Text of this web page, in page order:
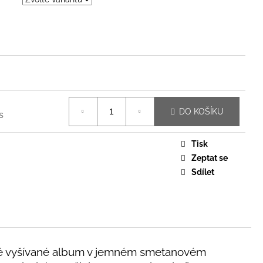
DO KOŠÍKU
Tisk
Zeptat se
Sdílet
vyšívané album v jemném smetanovém